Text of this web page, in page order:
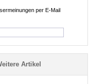
per E-Mail
Artikel